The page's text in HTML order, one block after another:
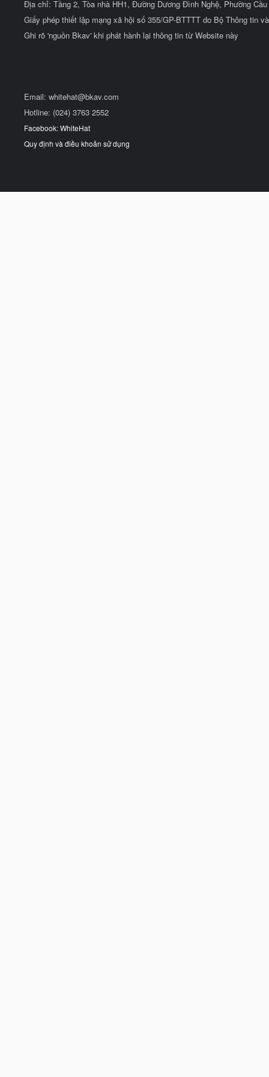
Địa chỉ: Tầng 2, Tòa nhà HH1, Đường Dương Đình Nghệ, Phường
Giấy phép thiết lập mạng xã hội số 355/GP-BTTTT do Bộ Thông tin
Ghi rõ 'nguồn Bkav' khi phát hành lại thông tin từ Website này
Email: whitehat@bkav.com
Hotline: (024) 3763 2552
Facebook: WhiteHat
Quy định và điều khoản sử dụng